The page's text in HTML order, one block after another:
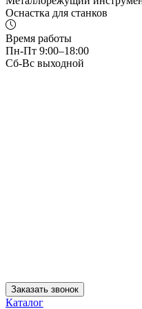
Оснастка для станков
Время работы
Пн-Пт 9:00–18:00
Сб-Вс выходной
Заказать звонок
Каталог